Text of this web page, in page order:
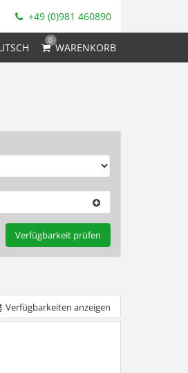
+49 (0)981 460890
0
WARENKORB
Verfügbarkeit prüfen
Verfügbarkeiten anzeigen